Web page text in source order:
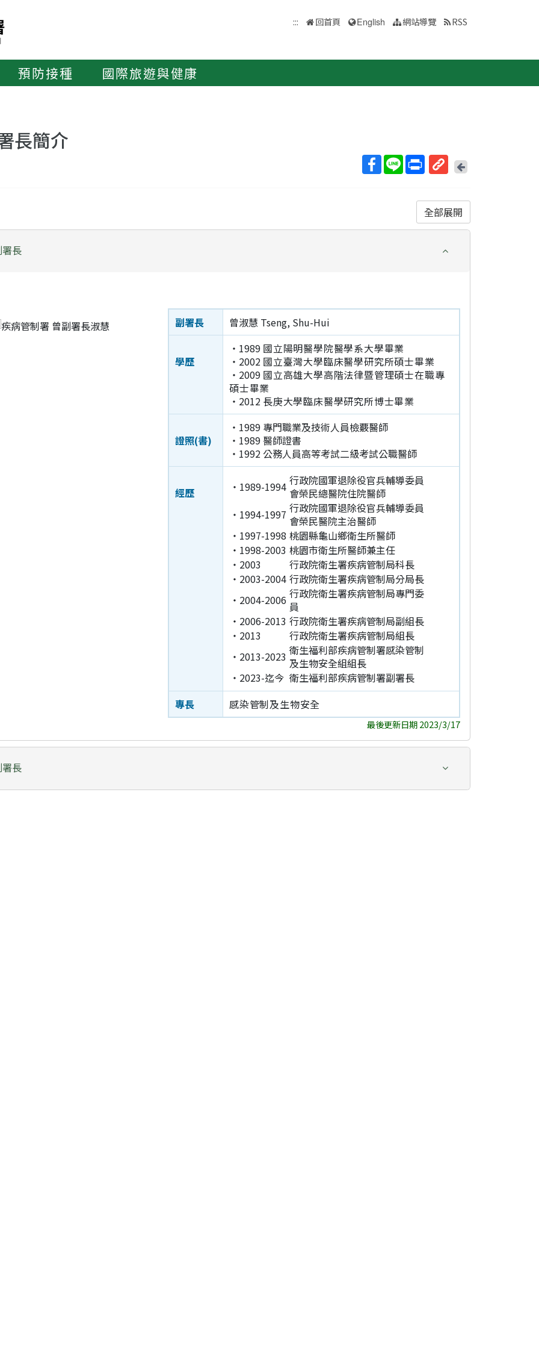
::: 回首頁 English 網站導覽 RSS
預防接種 國際旅遊與健康
長簡介
短
網
回
上
頁
全部展開
長
副署長 曾淑慧 Tseng, Shu-Hui
學歷
‧1989 國立陽明醫學院醫學系大學畢業
‧2002 國立臺灣大學臨床醫學研究所碩士畢業
‧2009 國立高雄大學高階法律暨管理碩士在職專
碩士畢業
‧2012 長庚大學臨床醫學研究所博士畢業
證照(書)
‧1989 專門職業及技術人員檢覈醫師
‧1989 醫師證書
‧1992 公務人員高等考試二級考試公職醫師
經歷 ‧1989-1994 行政院國軍退除役官兵輔導委員
會榮民總醫院住院醫師
‧1994-1997 行政院國軍退除役官兵輔導委員
會榮民醫院主治醫師
‧1997-1998 桃園縣龜山鄉衛生所醫師
‧1998-2003 桃園市衛生所醫師兼主任
‧2003
行政院衛生署疾病管制局科長
‧2003-2004 行政院衛生署疾病管制局分局長
‧2004-2006 行政院衛生署疾病管制局專門委
員
‧2006-2013 行政院衛生署疾病管制局副組長
‧2013
行政院衛生署疾病管制局組長
‧2013-2023 衛生福利部疾病管制署感染管制
及生物安全組組長
‧2023-迄今 衛生福利部疾病管制署副署長
專長
感染管制及生物安全
最後更新日期 2023/3/17
長